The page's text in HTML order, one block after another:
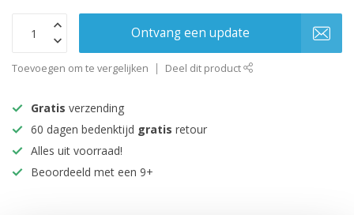
Ontvang een update
Toevoegen om te vergelijken Deel dit product
Gratis verzending
60 dagen bedenktijd gratis retour
Alles uit voorraad!
Beoordeeld met een 9+